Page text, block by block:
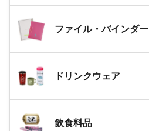
ファイル・バインダー
ドリンクウェア
飲食料品